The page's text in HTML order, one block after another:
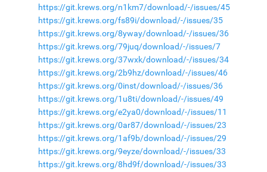
https://git.krews.org/n1km7/download/-/issues/45
https://git.krews.org/fs89i/download/-/issues/35
https://git.krews.org/8yway/download/-/issues/36
https://git.krews.org/79juq/download/-/issues/7
https://git.krews.org/37wxk/download/-/issues/34
https://git.krews.org/2b9hz/download/-/issues/46
https://git.krews.org/0inst/download/-/issues/36
https://git.krews.org/1u8ti/download/-/issues/49
https://git.krews.org/e2ya0/download/-/issues/11
https://git.krews.org/0ar87/download/-/issues/23
https://git.krews.org/1af9b/download/-/issues/29
https://git.krews.org/9eyze/download/-/issues/33
https://git.krews.org/8hd9f/download/-/issues/33